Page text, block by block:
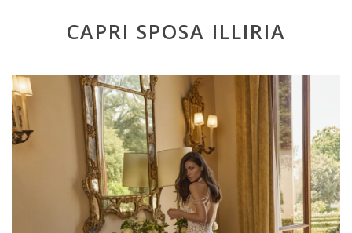
CAPRI SPOSA ILLIRIA